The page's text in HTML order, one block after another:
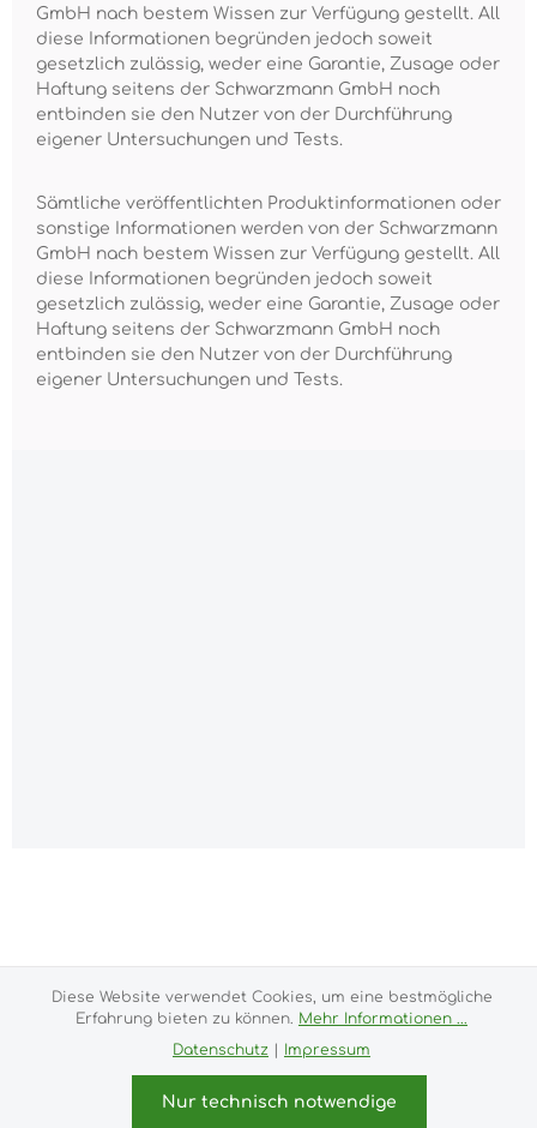
GmbH nach bestem Wissen zur Verfügung gestellt. All
diese Informationen begründen jedoch soweit
gesetzlich zulässig, weder eine Garantie, Zusage oder
Haftung seitens der Schwarzmann GmbH noch
entbinden sie den Nutzer von der Durchführung
eigener Untersuchungen und Tests.
Sämtliche veröffentlichten Produktinformationen oder
sonstige Informationen werden von der Schwarzmann
GmbH nach bestem Wissen zur Verfügung gestellt. All
diese Informationen begründen jedoch soweit
gesetzlich zulässig, weder eine Garantie, Zusage oder
Haftung seitens der Schwarzmann GmbH noch
entbinden sie den Nutzer von der Durchführung
eigener Untersuchungen und Tests.
© 2026 purux.de - with byZenit Design
Allgemeine GeschäftsbedingungenWiderrufsrecht
Datenschutz & CookiesBildnachweis
Kundeninformationen
Diese Website verwendet Cookies, um eine bestmögliche
Erfahrung bieten zu können. Mehr Informationen ...
Datenschutz
Impressum
Nur technisch notwendige